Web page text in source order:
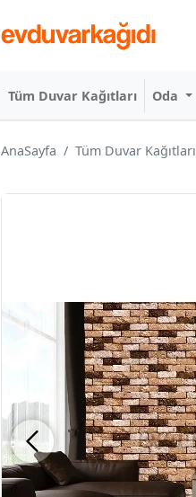
Tüm Duvar Kağıtları Oda
AnaSayfa Tüm Duvar Kağıtları